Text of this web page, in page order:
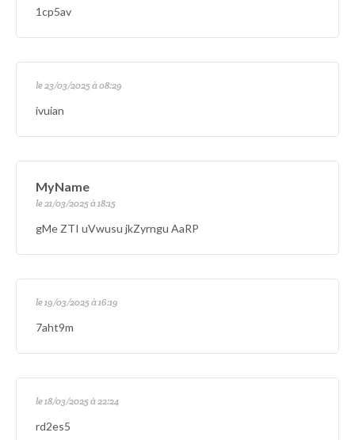
1cp5av
le 23/03/2025 à 08:29
ivuian
MyName
le 21/03/2025 à 18:15
gMe ZTI uVwusu jkZyrngu AaRP
le 19/03/2025 à 16:19
7aht9m
le 18/03/2025 à 22:24
rd2es5